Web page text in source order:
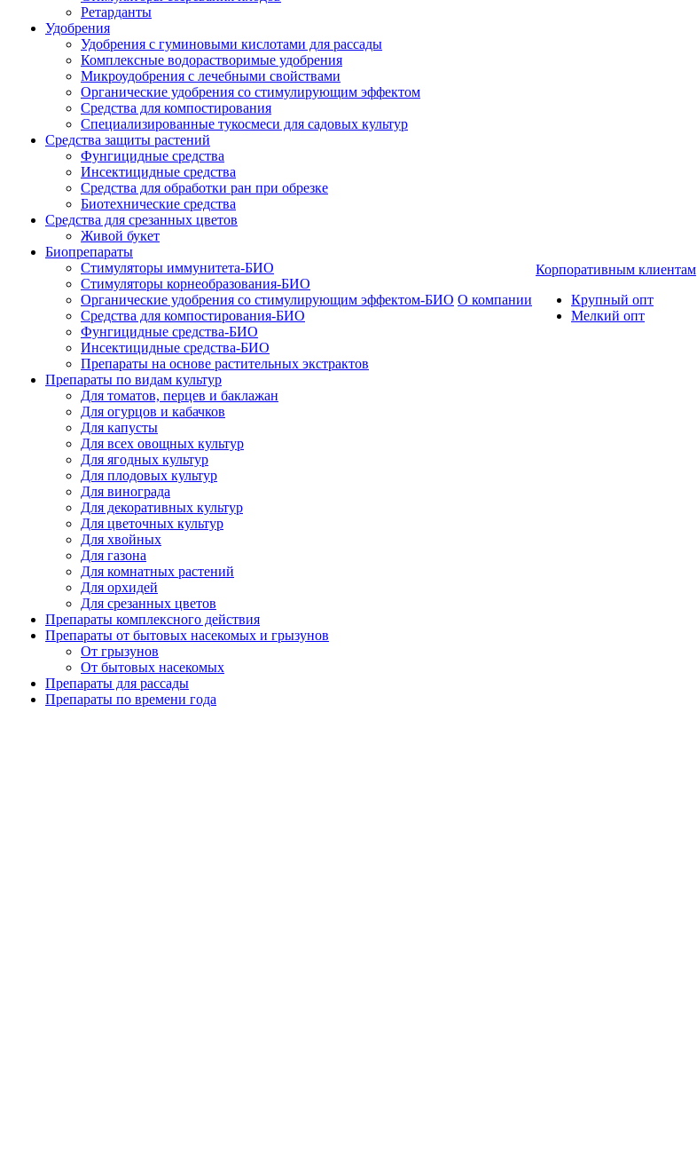
Ретарданты
Удобрения
Удобрения с гуминовыми кислотами для рассады
Комплексные водорастворимые удобрения
Микроудобрения с лечебными свойствами
Органические удобрения со стимулирующим эффектом
Средства для компостирования
Специализированные тукосмеси для садовых культур
Средства защиты растений
Фунгицидные средства
Инсектицидные средства
Средства для обработки ран при обрезке
Биотехнические средства
Средства для срезанных цветов
Живой букет
Биопрепараты
Стимуляторы иммунитета-БИО
Стимуляторы корнеобразования-БИО
Органические удобрения со стимулирующим эффектом-БИО
Средства для компостирования-БИО
Фунгицидные средства-БИО
Инсектицидные средства-БИО
Препараты на основе растительных экстрактов
Препараты по видам культур
Для томатов, перцев и баклажан
Для огурцов и кабачков
Для капусты
Для всех овощных культур
Для ягодных культур
Для плодовых культур
Для винограда
Для декоративных культур
Для цветочных культур
Для хвойных
Для газона
Для комнатных растений
Для орхидей
Для срезанных цветов
Препараты комплексного действия
Препараты от бытовых насекомых и грызунов
От грызунов
От бытовых насекомых
Препараты для рассады
Препараты по времени года
О компании
Корпоративным клиентам
Крупный опт
Мелкий опт